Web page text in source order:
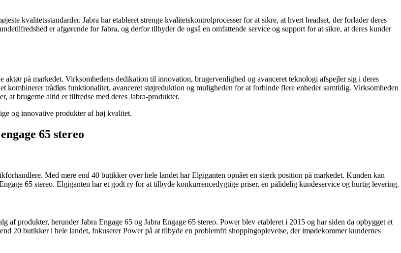
kvalitetsstandarder. Jabra har etableret strenge kvalitetskontrolprocesser for at sikre, at hvert headset, der forlader deres
er afgørende for Jabra, og derfor tilbyder de også en omfattende service og support for at sikre, at deres kunder
aktør på markedet. Virksomhedens dedikation til innovation, brugervenlighed og avanceret teknologi afspejler sig i deres
kombinerer trådløs funktionalitet, avanceret støjreduktion og muligheden for at forbinde flere enheder samtidig. Virksomheden
at brugerne altid er tilfredse med deres Jabra-produkter.
og innovative produkter af høj kvalitet.
65 stereo
Med mere end 40 butikker over hele landet har Elgiganten opnået en stærk position på markedet. Kunden kan
65 stereo. Elgiganten har et godt ry for at tilbyde konkurrencedygtige priser, en pålidelig kundeservice og hurtig levering.
produkter, herunder Jabra Engage 65 og Jabra Engage 65 stereo. Power blev etableret i 2015 og har siden da opbygget et
20 butikker i hele landet, fokuserer Power på at tilbyde en problemfri shoppingoplevelse, der imødekommer kundernes